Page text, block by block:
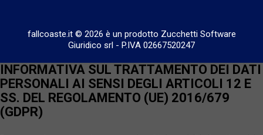
fallcoaste.it © 2026 è un prodotto Zucchetti Software
Giuridico srl - P.IVA 02667520247
INFORMATIVA SUL TRATTAMENTO DEI DATI
PERSONALI AI SENSI DEGLI ARTICOLI 12 E
SS. DEL REGOLAMENTO (UE) 2016/679
(GDPR)